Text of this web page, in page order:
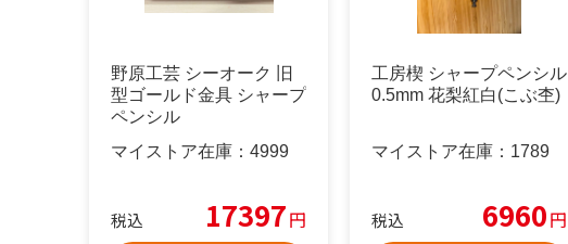
野原工芸 シーオーク 旧
型ゴールド金具 シャープ
ペンシル
マイストア在庫： 4999
税込 17397円
工房楔 シャープペンシル
0.5mm 花梨紅白(こぶ杢)
マイストア在庫： 1789
税込 6960円